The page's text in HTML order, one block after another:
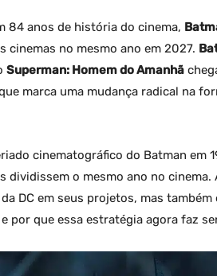
84 anos de história do cinema,
cinemas no mesmo ano em 2027.
Superman: Homem do Amanhã
marca uma mudança radical na
cinematográfico do Batman em
dividissem o mesmo ano no
DC em seus projetos, mas
por que essa estratégia agora faz